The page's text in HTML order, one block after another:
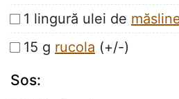
1 lingură ulei de
15 g rucola (+/-)
Sos: